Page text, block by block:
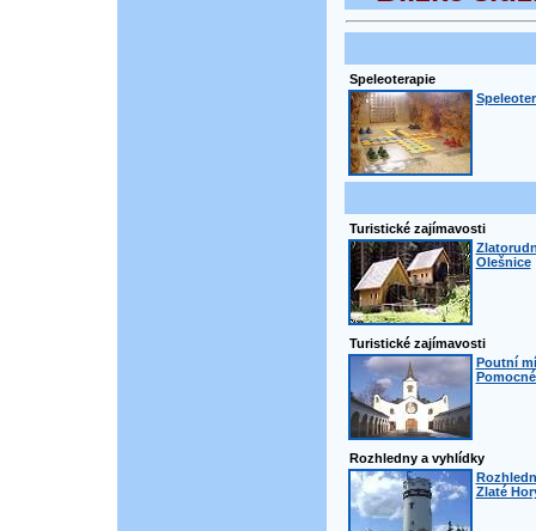
Speleoterapie
Turistické zajímavosti
Olešnice
Turistické zajímavosti
Poutní
Rozhledny a vyhlídky
Zlaté